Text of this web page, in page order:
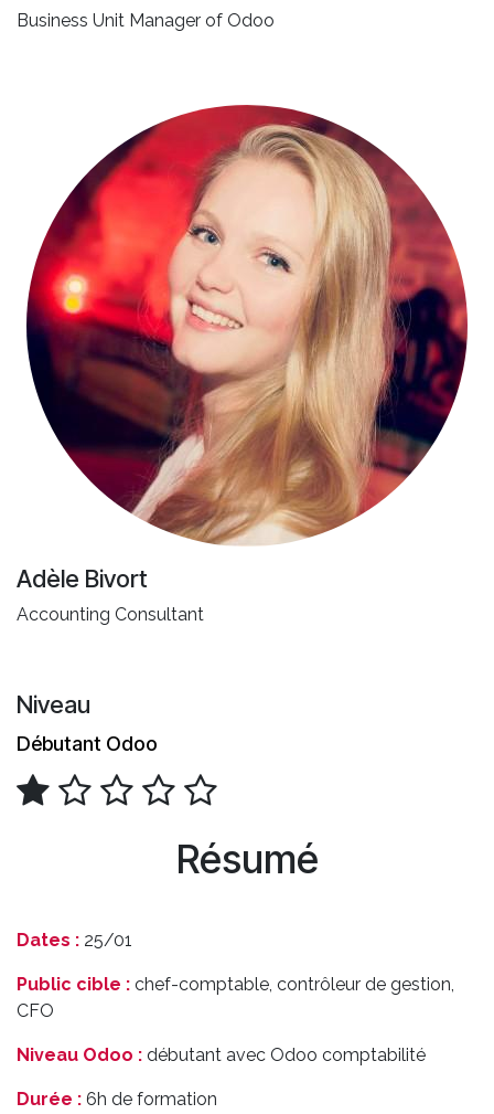
Business Unit Manager of Odoo
Adèle Bivort
Accounting Consultant
Niveau
Débutant Odoo
Résumé
Dates : 25/01
Public cible : chef-comptable, contrôleur de gestion,
CFO
Niveau Odoo : débutant avec Odoo comptabilité
Durée : 6h de formation